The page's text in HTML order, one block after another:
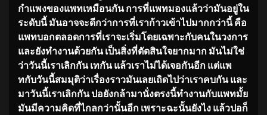
กำแพงของแพทเหมือนกัน การที่แพทมองแล้วว่ามันอยู่ใน
ระดับนี้ มันอาจจะดีกว่าการที่เราก้าวเข้าไปมากกว่านี้ คือ
แพทบอกตลอดการที่เราจะเริ่มโดยเฉพาะกับคนในวงการ
และยังทำงานด้วยกัน เป็นสิ่งที่ตัดสินใจยากมาก มันไม่ใช่
ว่าวันนี้เราเลิกกัน เทกัน แล้วเราไม่ได้เจอกันอีก แต่แพ
ทกับวันนี้สมมุติว่าเรื่องราวมันเลยเถิดไปว่าเราคบกัน และ
มาวันนี้เราเลิกกัน ปอยังกล้ามานั่งตรงนี้ทำงานกับแพทมั้ย
มันมีความคิดที่ไกลกว่านั้นอีก เพราะฉะนั้นยังไง แล้วปอก็